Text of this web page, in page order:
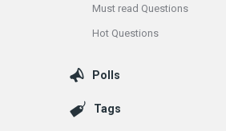
Must read Questions
Hot Questions
Polls
Tags